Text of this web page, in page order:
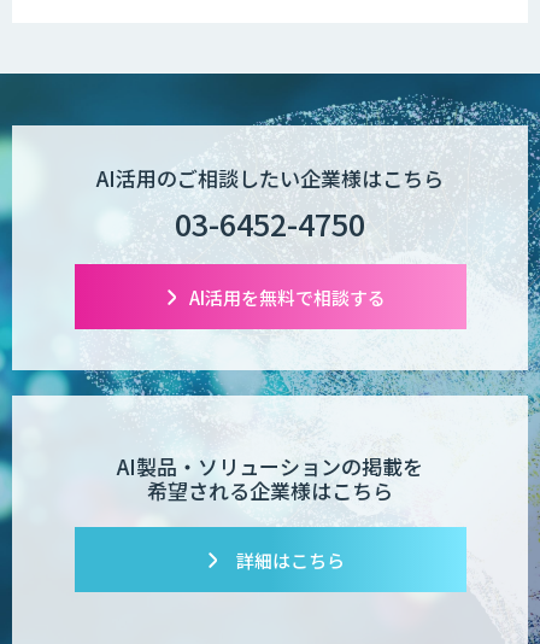
POPstation
業務特化型AIエージェントの開発支援
「業務AIプロ」
Dify導入支援
AI活用のご相談したい企業様はこちら
03-6452-4750
AI活用を無料で相談する
AI製品・ソリューションの掲載を
希望される企業様はこちら
詳細はこちら